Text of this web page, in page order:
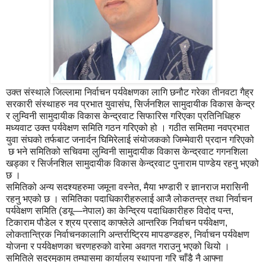
उक्त संस्थाले जिल्लामा निर्वाचन पर्यवेक्षणका लागि छनौट गरेका तीनवटा गैह्र
सरकारी संस्थाहरु नव प्रभात युवासंघ, सिर्जनशिल सामुदायीक विकास केन्द्र
र लुम्विनी सामुदायीक विकास केन्द्रवाट सिफारिस गरिएका प्रतिनिधिहरु
मध्यवाट उक्त पर्यवेक्षण समिति गठन गरिएको हो । गठीत समितमा नवप्रभात
युवा संघको तर्फबाट जनार्दन घिमिरेलाई संयोजकको जिम्मेवारी प्रदान गरिएको
छ भने समितिको सचिवमा लुम्विनी सामुदायीक विकास केन्द्रवाट गगनशिला
खड्का र सिर्जनशिल सामुदायीक विकास केन्द्रवाट पुनाराम पाण्डेय रहनु भएको
छ ।
समितिको अन्य सदश्यहरुमा जमूना वस्नेत, मैया भण्डारी र ज्ञानराज मरासिनी
रहनु भएको छ । समितिका पदाधिकारीहरुलाई आजै लोकतन्त्र तथा निर्वाचन
पर्यवेक्षण समिति (डयू—नेपाल) का केन्द्रिय पदाधिकारीहरु विदोद पन्त,
टिकाराम पौडेल र श्रय प्रसाद काफ्लेले आन्तरिक निर्वाचन पर्यवेक्षण,
लोकतान्त्रिक निर्वाचनकालागि अन्तर्राष्ट्रिय मापडण्डहरु, निर्वाचन पर्यवेक्षण
योजना र पर्यवेक्षणका चरणहरुको वारेमा अवगत गराउनु भएको थियो ।
समितिले सदरमुकाम तम्घासमा कार्यालय स्थापना गरि चाँडै नै आफ्ना